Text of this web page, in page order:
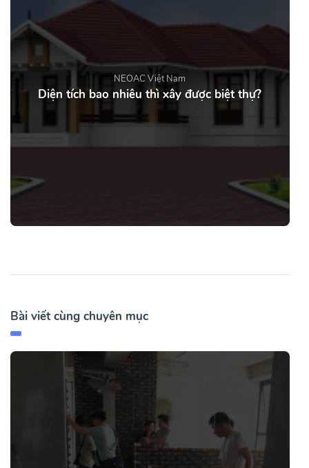
NEOAC Việt Nam
Diện tích bao nhiêu thì xây được biệt thự?
Bài viết cùng chuyên mục